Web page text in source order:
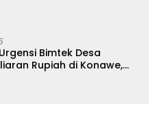
Bimtek Desa
Rupiah di Konawe,